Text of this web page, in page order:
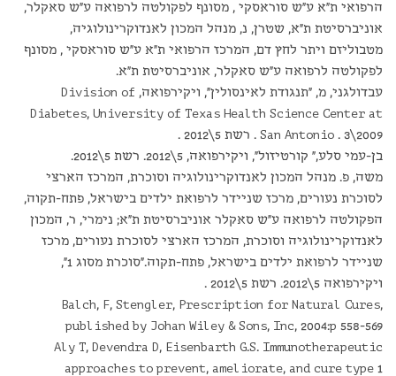
הרפואי ת״א ע״ש סוראסקי , מסונף לפקולטה לרפואה ע"ש סאקלר,
אוניברסיטת ת"א, שטרן, נ, מנהל המכון לאנדוקרינולוגיה,
מטבוליזם ויתר לחץ דם, המרכז הרפואי ת״א ע״ש סוראסקי , מסונף
לפקולטה לרפואה ע״ש סאקלר, אוניברסיטת ת״א.
עבדולגני, מ, "תנגודת לאינסולין", ויקירפואה, Division of
Diabetes, University of Texas Health Science Center at
San Antonio . 3\2009 . רשת 5\2012 .
בן-עמי סלע," קורטיזול", ויקירפואה, 5\2012. רשת 5\2012.
משה, פ. מנהל המכון לאנדוקרינולוגיה וסוכרת, המרכז הארצי
לסוכרת נעורים, מרכז שניידר לרפואת ילדים בישראל, פתח-תקוה,
הפקולטה לרפואה ע״ש סאקלר אוניברסיטת ת״א; נימרי, ר, המכון
לאנדוקרינולוגיה וסוכרת, המרכז הארצי לסוכרת נעורים, מרכז
שניידר לרפואת ילדים בישראל, פתח-תקוה."סוכרת מסוג 1",
ויקירפואה 5\2012. רשת 5\2012 .
Balch, F, Stengler, Prescription for Natural Cures,
published by Johan Wiley & Sons, Inc, 2004:p 558-569
Aly T, Devendra D, Eisenbarth G.S. Immunotherapeutic
approaches to prevent, ameliorate, and cure type 1